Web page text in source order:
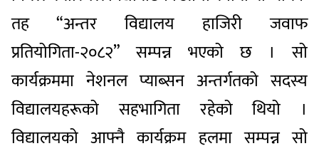
तह “अन्तर विद्यालय हाजिरी जवाफ
प्रतियोगिता-२०८२” सम्पन्न भएको छ । सो
कार्यक्रममा नेशनल प्याब्सन अन्तर्गतको सदस्य
विद्यालयहरूको सहभागिता रहेको थियो ।
विद्यालयको आफ्नै कार्यक्रम हलमा सम्पन्न सो